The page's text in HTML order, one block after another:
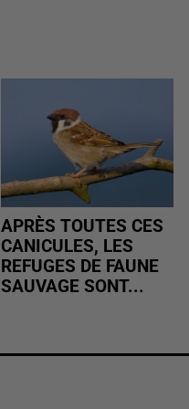
APRÈS TOUTES CES
CANICULES, LES
REFUGES DE FAUNE
SAUVAGE SONT...